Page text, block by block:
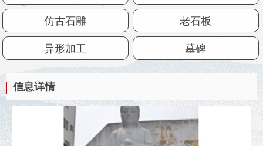
仿古石雕 老石板
异形加工 墓碑
信息详情